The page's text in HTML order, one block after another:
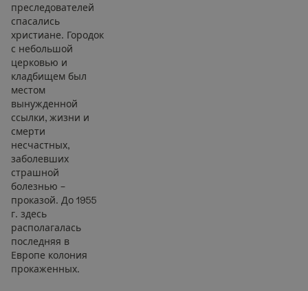
преследователей
спасались
христиане. Городок
с небольшой
церковью и
кладбищем был
местом
вынужденной
ссылки, жизни и
смерти
несчастных,
заболевших
страшной
болезнью –
проказой. До 1955
г. здесь
располагалась
последняя в
Европе колония
прокаженных.